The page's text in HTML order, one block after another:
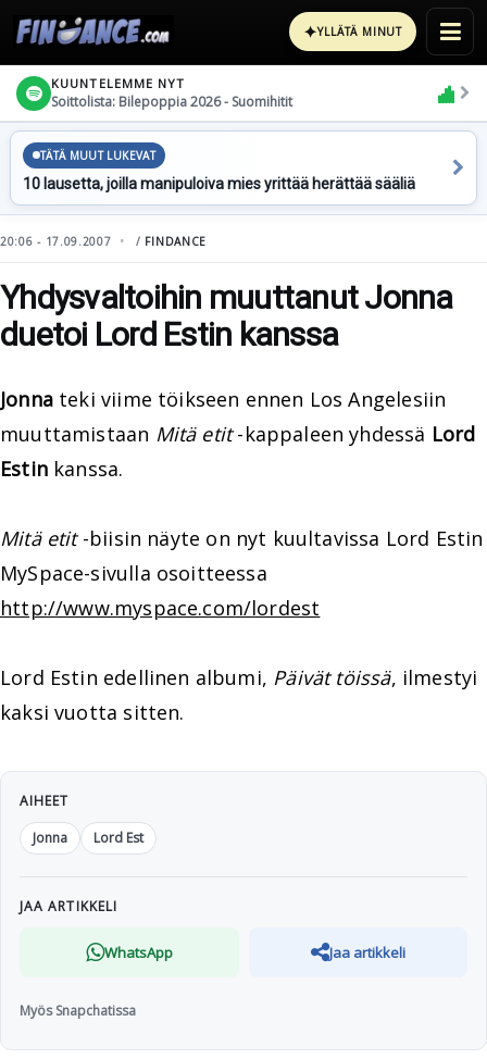
✦YLLÄTÄ MINUT
KUUNTELEMME NYT
Soittolista: Bilepoppia 2026 - Suomihitit
TÄTÄ MUUT LUKEVAT
10 lausetta, joilla manipuloiva mies yrittää herättää sääliä
20:06 - 17.09.2007 / FINDANCE
Yhdysvaltoihin muuttanut Jonna
duetoi Lord Estin kanssa
Jonnateki viime töikseen ennen Los Angelesiin
muuttamistaan Mitä etit-kappaleen yhdessä Lord
Estinkanssa.
Mitä etit-biisin näyte on nyt kuultavissa Lord Estin
MySpace-sivulla osoitteessa
http://www.myspace.com/lordest
Lord Estin edellinen albumi, Päivät töissä, ilmestyi
kaksi vuotta sitten.
AIHEET
Jonna
Lord Est
JAA ARTIKKELI
WhatsApp Jaa artikkeli
Myös Snapchatissa